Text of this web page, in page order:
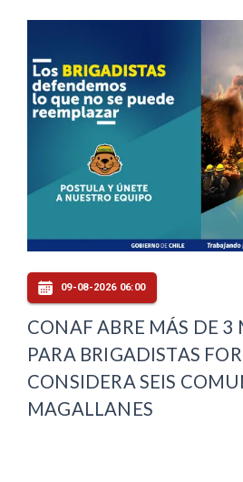
09-08-2026 06:00
CONAF ABRE MÁS DE 3
PARA BRIGADISTAS
CONSIDERA SEIS
MAGALLANES